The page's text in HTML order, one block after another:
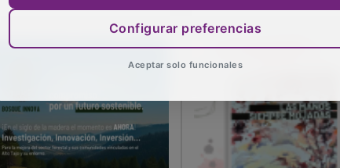
Configurar preferencias
Aceptar solo funcionales